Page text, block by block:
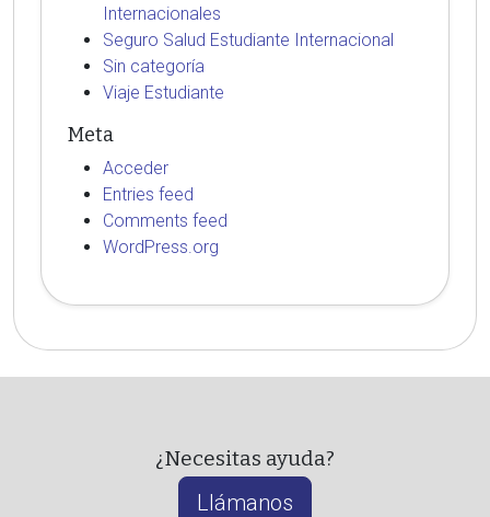
Internacionales
Seguro Salud Estudiante Internacional
Sin categoría
Viaje Estudiante
Meta
Acceder
Entries feed
Comments feed
WordPress.org
¿Necesitas ayuda?
Llámanos